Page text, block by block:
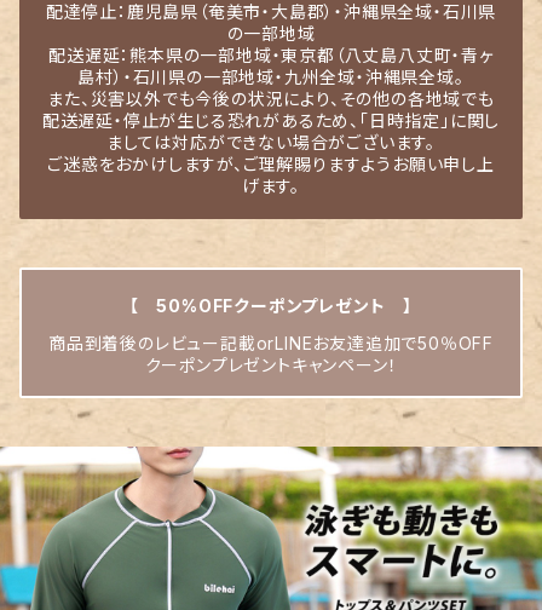
配達停止：鹿児島県（奄美市・大島郡）・沖縄県全域・石川県
の一部地域
配送遅延：熊本県の一部地域・東京都（八丈島八丈町・青ヶ
島村）・石川県の一部地域・九州全域・沖縄県全域。
また、災害以外でも今後の状況により、その他の各地域でも
配送遅延・停止が生じる恐れがあるため、「日時指定」に関し
ましては対応ができない場合がございます。
ご迷惑をおかけしますが、ご理解賜りますようお願い申し上
げます。
【 50%OFFクーポンプレゼント 】
商品到着後のレビュー記載orLINEお友達追加で50％OFF
クーポンプレゼントキャンペーン！